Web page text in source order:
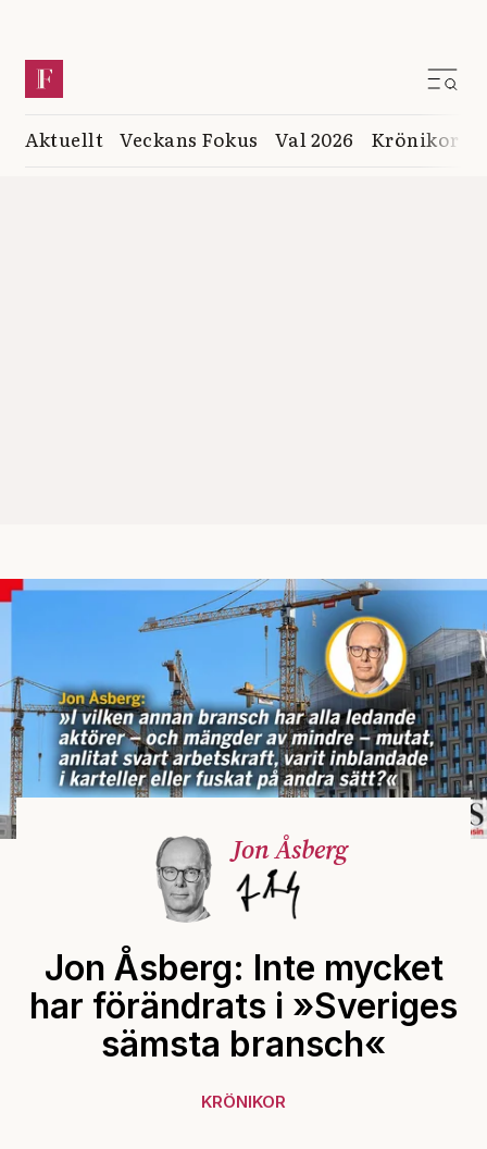
Aktuellt Veckans Fokus Val 2026 Krönikor
Jon Åsberg
Jon Åsberg: Inte mycket
har förändrats i »Sveriges
sämsta bransch«
KRÖNIKOR